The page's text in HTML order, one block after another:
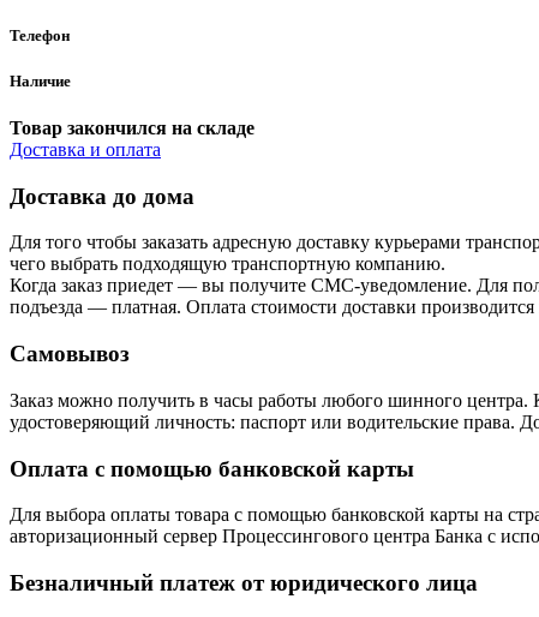
Телефон
Наличие
Товар закончился на складе
Доставка и оплата
Доставка до дома
Для того чтобы заказать адресную доставку курьерами
чего выбрать подходящую транспортную компанию.
Когда заказ приедет — вы получите СМС-уведомление. Для
подъезда — платная. Оплата стоимости доставки
Самовывоз
Заказ можно получить в часы работы любого шинного
удостоверяющий личность: паспорт или водительские права.
Оплата с помощью банковской карты
Для выбора оплаты товара с помощью банковской карты на
авторизационный сервер Процессингового центра Банка с
Безналичный платеж от юридического лица